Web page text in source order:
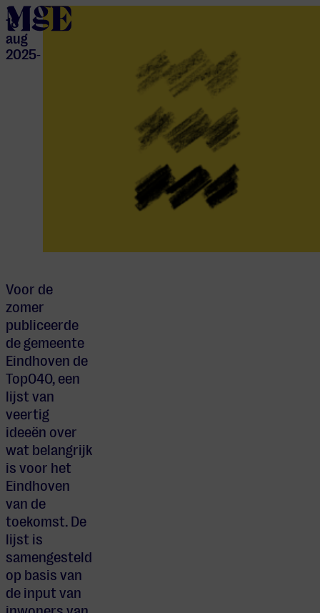
home
18
aug
2025-
Voor de
zomer
publiceerde
de gemeente
Eindhoven de
Top040, een
lijst van
veertig
ideeën over
wat belangrijk
is voor het
Eindhoven
van de
toekomst. De
lijst is
samengesteld
op basis van
de input van